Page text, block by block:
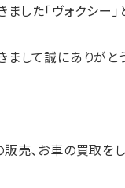
した「ヴォクシー」
して誠にありがと
販売、お車の買取を